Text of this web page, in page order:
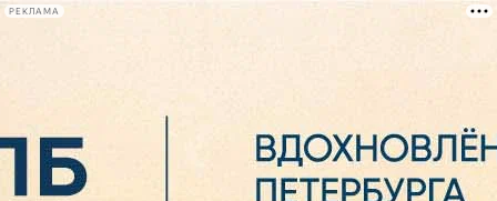
РЕКЛАМА
Сегодня: